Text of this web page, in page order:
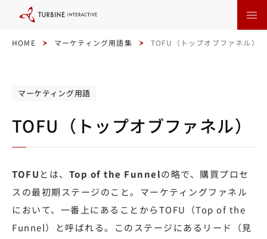
HOME マーケティング用語集 TOFU（トップオブファネル）
マーケティング用語
TOFU（トップオブファネル）
TOFU とは、 Top of the Funnelの略で、購買プロセ
スの最初期ステージのこと。マーケティングファネル
において、一番上にあることからTOFU（Top of the
Funnel）と呼ばれる。このステージにあるリード（見